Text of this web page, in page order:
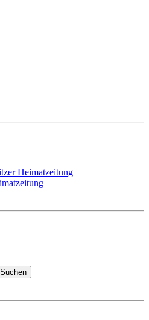
Heimatzeitung
Suchen